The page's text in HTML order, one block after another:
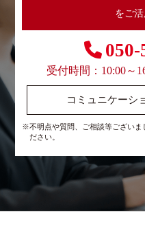
をご
050-
受付時間：10:00～
コミュニケーシ
※不明点や質問、ご相談等ございま
ださい。